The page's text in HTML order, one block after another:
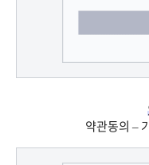
약관동의 –